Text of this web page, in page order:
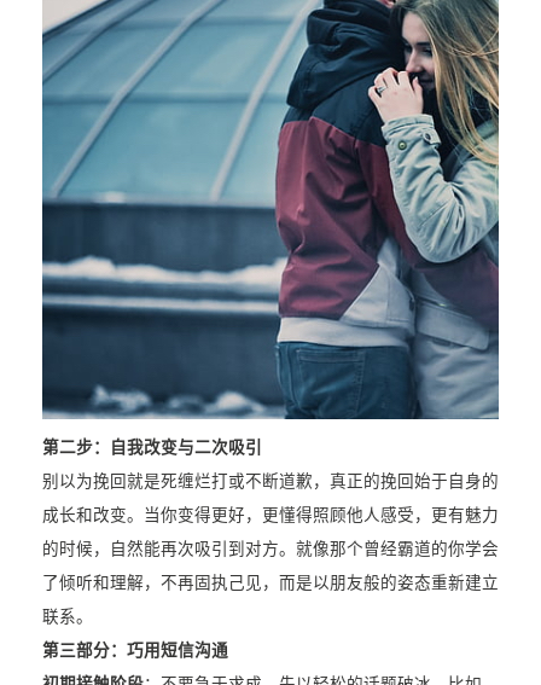
第二步：自我改变与二次吸引
别以为挽回就是死缠烂打或不断道歉，真正的挽回始于自身的
成长和改变。当你变得更好，更懂得照顾他人感受，更有魅力
的时候，自然能再次吸引到对方。就像那个曾经霸道的你学会
了倾听和理解，不再固执己见，而是以朋友般的姿态重新建立
联系。
第三部分：巧用短信沟通